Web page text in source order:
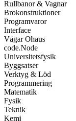
Rullbanor & Vagnar
Brokonstruktioner
Programvaror
Interface
Vågar Ohaus
code.Node
Universitetsfysik
Byggsatser
Verktyg & Löd
Programmering
Matematik
Fysik
Teknik
Kemi